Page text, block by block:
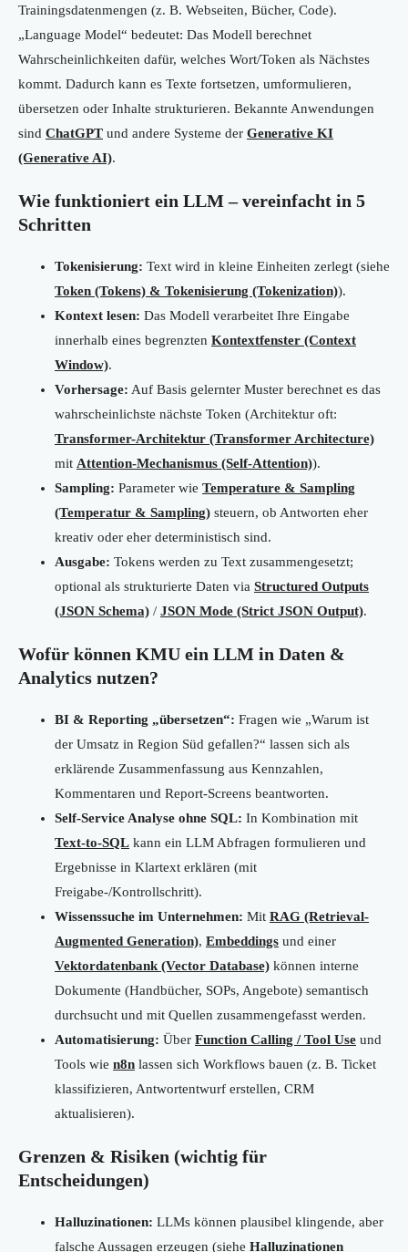
Trainingsdatenmengen (z. B. Webseiten, Bücher, Code).
„Language Model“ bedeutet: Das Modell berechnet
Wahrscheinlichkeiten dafür, welches Wort/Token als Nächstes
kommt. Dadurch kann es Texte fortsetzen, umformulieren,
übersetzen oder Inhalte strukturieren. Bekannte Anwendungen
sind ChatGPT und andere Systeme der Generative KI
(Generative AI).
Wie funktioniert ein LLM – vereinfacht in 5
Schritten
Tokenisierung: Text wird in kleine Einheiten zerlegt (siehe
Token (Tokens) & Tokenisierung (Tokenization)).
Kontext lesen: Das Modell verarbeitet Ihre Eingabe
innerhalb eines begrenzten Kontextfenster (Context
Window).
Vorhersage: Auf Basis gelernter Muster berechnet es das
wahrscheinlichste nächste Token (Architektur oft:
Transformer-Architektur (Transformer Architecture)
mit Attention-Mechanismus (Self-Attention)).
Sampling: Parameter wie Temperature & Sampling
(Temperatur & Sampling) steuern, ob Antworten eher
kreativ oder eher deterministisch sind.
Ausgabe: Tokens werden zu Text zusammengesetzt;
optional als strukturierte Daten via Structured Outputs
(JSON Schema) / JSON Mode (Strict JSON Output).
Wofür können KMU ein LLM in Daten &
Analytics nutzen?
BI & Reporting „übersetzen“: Fragen wie „Warum ist
der Umsatz in Region Süd gefallen?“ lassen sich als
erklärende Zusammenfassung aus Kennzahlen,
Kommentaren und Report-Screens beantworten.
Self-Service Analyse ohne SQL: In Kombination mit
Text-to-SQL kann ein LLM Abfragen formulieren und
Ergebnisse in Klartext erklären (mit
Freigabe-/Kontrollschritt).
Wissenssuche im Unternehmen: Mit RAG (Retrieval-
Augmented Generation), Embeddings und einer
Vektordatenbank (Vector Database) können interne
Dokumente (Handbücher, SOPs, Angebote) semantisch
durchsucht und mit Quellen zusammengefasst werden.
Automatisierung: Über Function Calling / Tool Use und
Tools wie n8n lassen sich Workflows bauen (z. B. Ticket
klassifizieren, Antwortentwurf erstellen, CRM
aktualisieren).
Grenzen & Risiken (wichtig für
Entscheidungen)
Halluzinationen: LLMs können plausibel klingende, aber
falsche Aussagen erzeugen (siehe Halluzinationen